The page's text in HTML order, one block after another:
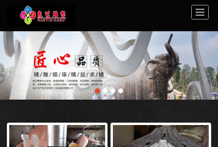
首页 关于寒艺 案例展示 新闻动态 工程介绍 视频展示 联系我们